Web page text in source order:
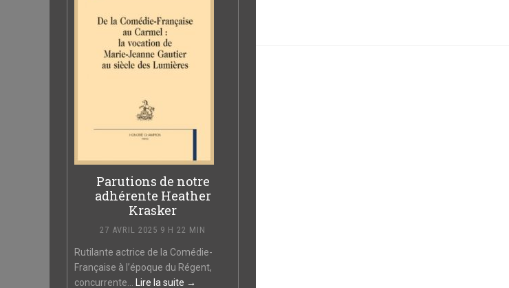
Parutions de notre
adhérente Heather
Krasker
27 AVRIL 2025 9 H 22 MIN
Rutilante actrice de la Comédie-
Française à l’époque du Régent,
concurrente... Lire la suite →